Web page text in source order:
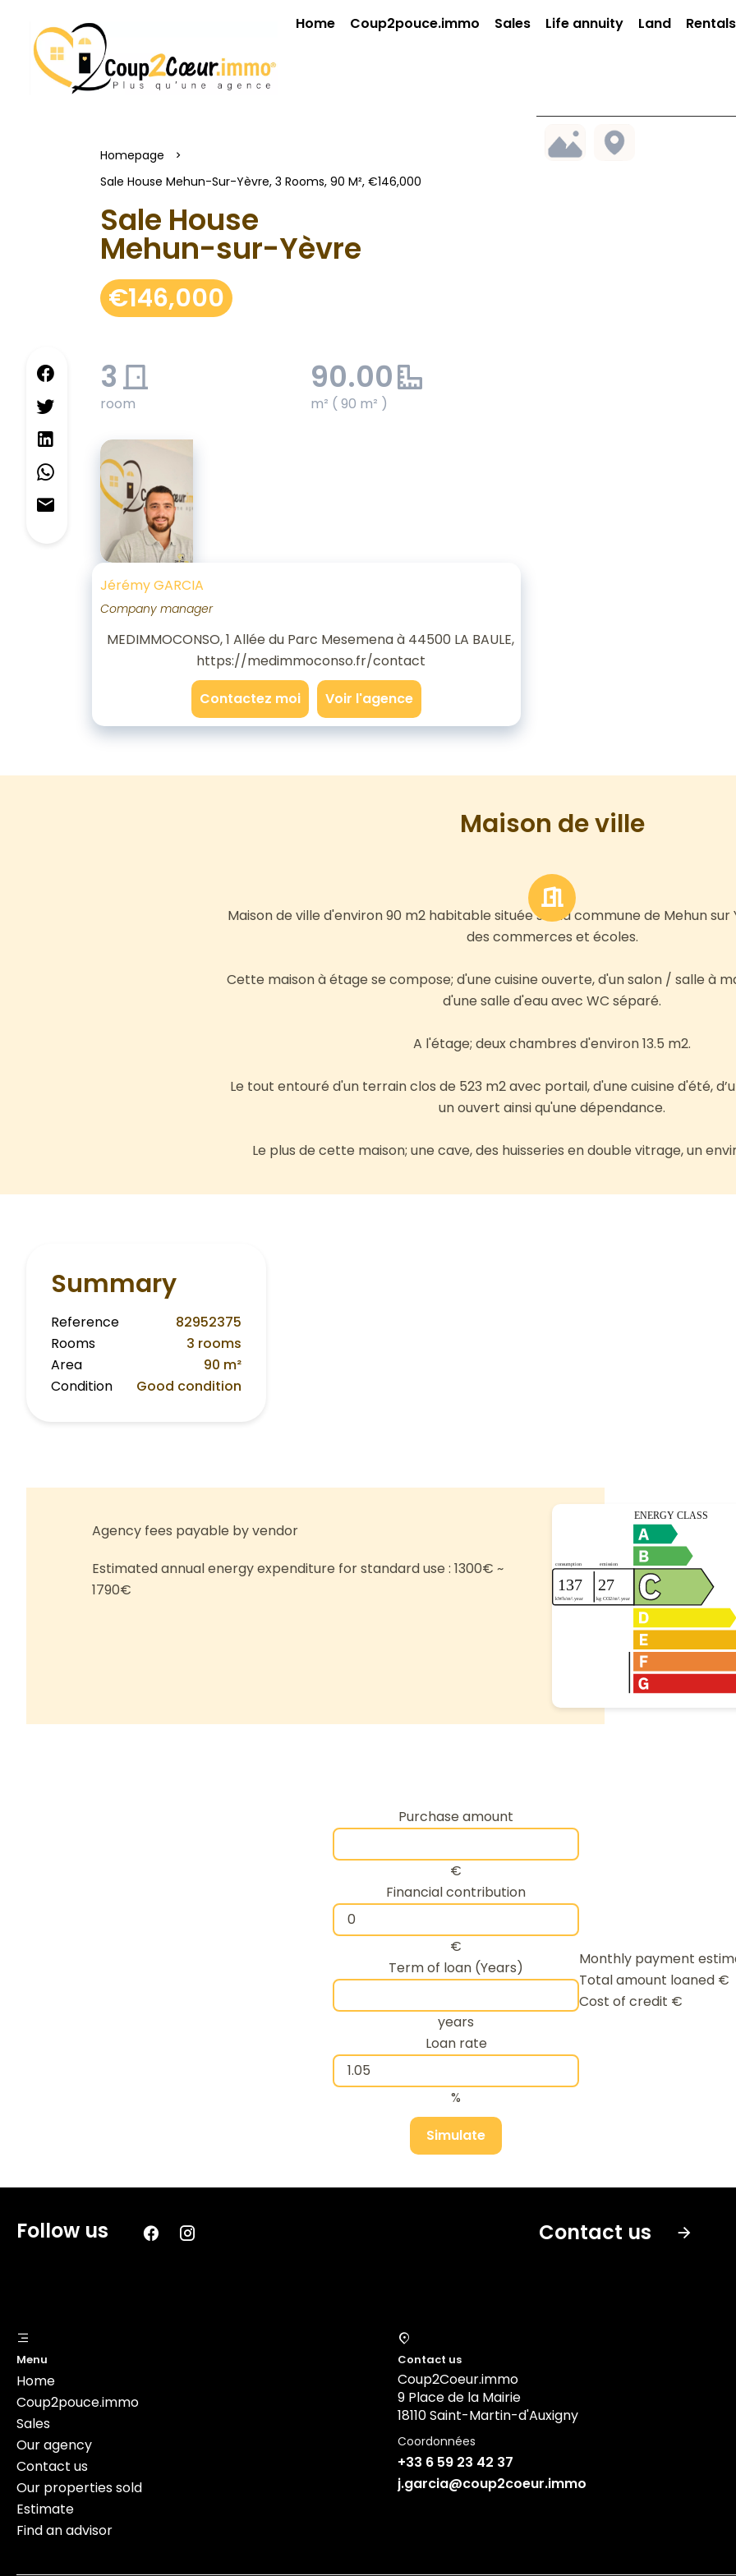
Home Coup2pouce.immo Sales Life annuity Land Rentals
Homepage
Sale House Mehun-Sur-Yèvre, 3 Rooms, 90 M², €146,000
Sale House
Mehun-sur-Yèvre
€146,000
3
room
90.00
m² ( 90 m² )
Jérémy GARCIA
Company manager
MEDIMMOCONSO, 1 Allée du Parc Mesemena à 44500 LA BAULE,
https://medimmoconso.fr/contact
Contactez moi
Voir l'agence
Maison de ville
Maison de ville d'environ 90 m2 habitable située sur la commune de Mehun
des commerces et écoles.
Cette maison à étage se compose; d'une cuisine ouverte, d'un salon / salle à
d'une salle d'eau avec WC séparé.
A l'étage; deux chambres d'environ 13.5 m2.
Le tout entouré d'un terrain clos de 523 m2 avec portail, d'une cuisine d'été,
un ouvert ainsi qu'une dépendance.
Le plus de cette maison; une cave, des huisseries en double vitrage, un
Summary
Reference
82952375
Rooms
3 rooms
Area
90 m²
Condition
Good condition
Agency fees payable by vendor
Estimated annual energy expenditure for standard use : 1300€ ~
1790€
Purchase amount
€
Financial contribution
€
Term of loan (Years)
years
Loan rate
%
Simulate
Monthly payment
Total amount loaned €
Cost of credit €
Follow us Contact us
Menu
Home
Coup2pouce.immo
Sales
Our agency
Contact us
Our properties sold
Estimate
Find an advisor
Contact us
Coup2Coeur.immo
9 Place de la Mairie
18110 Saint-Martin-d'Auxigny
Coordonnées
+33 6 59 23 42 37
j.garcia@coup2coeur.immo